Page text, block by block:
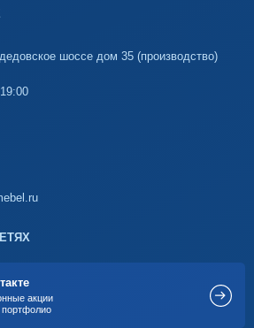
шоссе дом 35 (производство)
акции